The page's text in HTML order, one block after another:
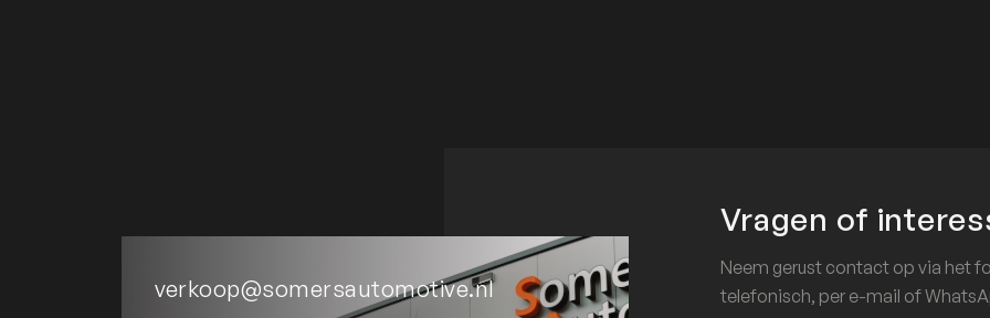
verkoop@somersautomotive.nl
Vragen of
Neem gerust contact op via het
telefonisch, per e-mail of